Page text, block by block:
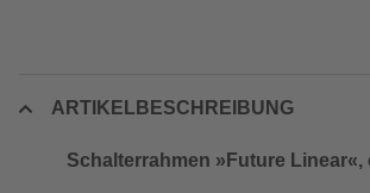
ARTIKELBESCHREIBUNG
Schalterrahmen »Future